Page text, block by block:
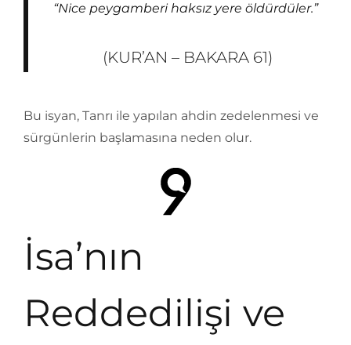
“Nice peygamberi haksız yere öldürdüler.”
(KUR’AN – BAKARA 61)
Bu isyan, Tanrı ile yapılan ahdin zedelenmesi ve
sürgünlerin başlamasına neden olur.
İsa’nın
Reddedilişi ve